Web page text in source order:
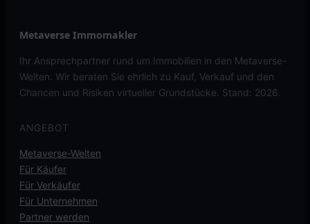
Metaverse Immomakler
Ihr Ansprechpartner rund um Immobilien in den Metaverse-
Welten. Wir beraten Sie ehrlich zu Kauf, Verkauf und den
Chancen und Risiken virtueller Grundstücke. Stand: 2026.
ANGEBOT
Metaverse-Welten
Für Käufer
Für Verkäufer
Für Unternehmen
Partner werden